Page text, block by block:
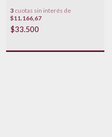
3 cuotas sin interés de
$11.166,67
$33.500